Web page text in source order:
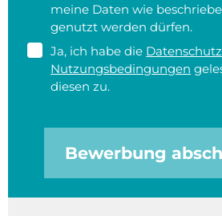
meine Daten wie
genutzt werden dürfen.
Ja, ich habe die
Nutzungsbedingungen
diesen zu.
Bewerbung